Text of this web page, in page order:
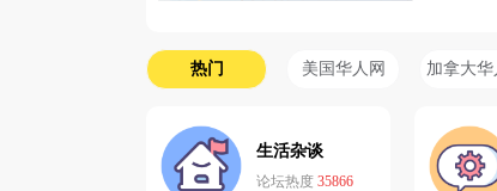
热门 美国华人网 加拿大华
生活杂谈
论坛热度 35866